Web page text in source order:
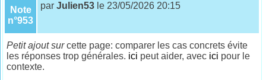
Note
n°953
parJulien53 le 23/05/2026 20:15
Petit ajout surcette page: comparer les cas concrets évite
les réponses trop générales. ici peut aider, avec ici pour le
contexte.